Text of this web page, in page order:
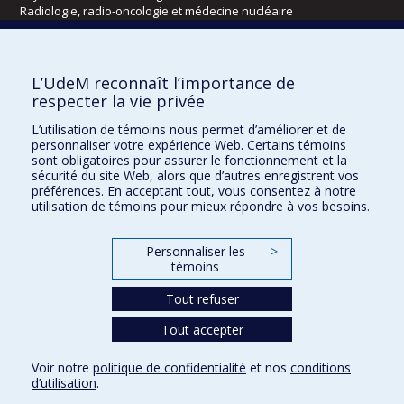
Radiologie, radio-oncologie et médecine nucléaire
Kinésiologie et des sciences de l’activité physique
Orthophonie et audiologie
Réadaptation
Directions
DPC
CPASS
L’UdeM reconnaît l’importance de
respecter la vie privée
L’utilisation de témoins nous permet d’améliorer et de
personnaliser votre expérience Web. Certains témoins
sont obligatoires pour assurer le fonctionnement et la
sécurité du site Web, alors que d’autres enregistrent vos
préférences. En acceptant tout, vous consentez à notre
utilisation de témoins pour mieux répondre à vos besoins.
Personnaliser les
témoins
>
Tout refuser
Tout accepter
Voir notre politique de confidentialité et nos conditions
d’utilisation.